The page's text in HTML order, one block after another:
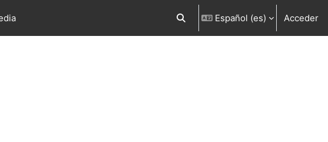
Selector de búsqueda de entrada
Español ‎(es)‎ Acceder